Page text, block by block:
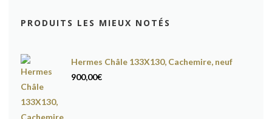
PRODUITS LES MIEUX NOTÉS
Hermes Châle 133X130, Cachemire, neuf
900,00€